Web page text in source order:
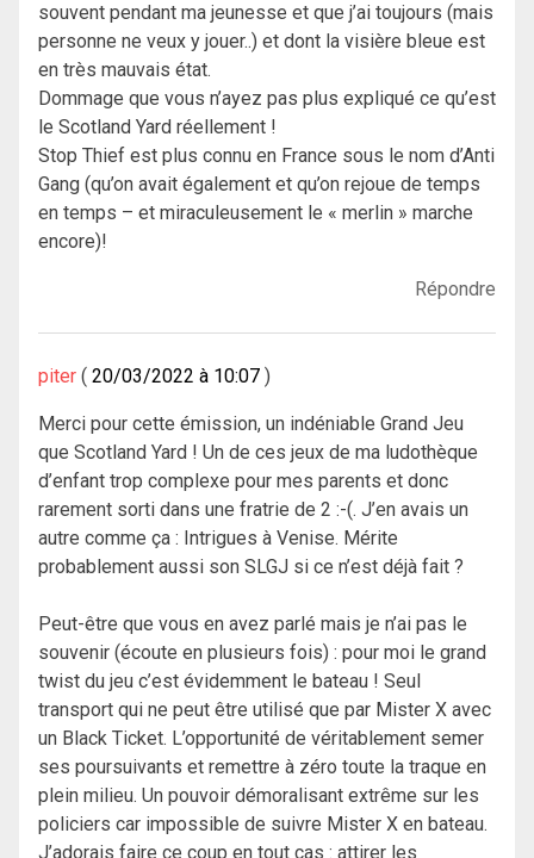
souvent pendant ma jeunesse et que j’ai toujours (mais
personne ne veux y jouer..) et dont la visière bleue est
en très mauvais état.
Dommage que vous n’ayez pas plus expliqué ce qu’est
le Scotland Yard réellement !
Stop Thief est plus connu en France sous le nom d’Anti
Gang (qu’on avait également et qu’on rejoue de temps
en temps – et miraculeusement le « merlin » marche
encore)!
Répondre
piter 20/03/2022 à 10:07
Merci pour cette émission, un indéniable Grand Jeu
que Scotland Yard ! Un de ces jeux de ma ludothèque
d’enfant trop complexe pour mes parents et donc
rarement sorti dans une fratrie de 2 :-(. J’en avais un
autre comme ça : Intrigues à Venise. Mérite
probablement aussi son SLGJ si ce n’est déjà fait ?
Peut-être que vous en avez parlé mais je n’ai pas le
souvenir (écoute en plusieurs fois) : pour moi le grand
twist du jeu c’est évidemment le bateau ! Seul
transport qui ne peut être utilisé que par Mister X avec
un Black Ticket. L’opportunité de véritablement semer
ses poursuivants et remettre à zéro toute la traque en
plein milieu. Un pouvoir démoralisant extrême sur les
policiers car impossible de suivre Mister X en bateau.
J’adorais faire ce coup en tout cas : attirer les